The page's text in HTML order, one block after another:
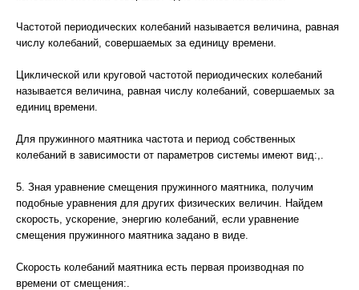
Частотой периодических колебаний называется величина, равная
числу колебаний, совершаемых за единицу времени.
Циклической или круговой частотой периодических колебаний
называется величина, равная числу колебаний, совершаемых за
единиц времени.
Для пружинного маятника частота и период собственных
колебаний в зависимости от параметров системы имеют вид:,.
5. Зная уравнение смещения пружинного маятника, получим
подобные уравнения для других физических величин. Найдем
скорость, ускорение, энергию колебаний, если уравнение
смещения пружинного маятника задано в виде.
Скорость колебаний маятника есть первая производная по
времени от смещения:.